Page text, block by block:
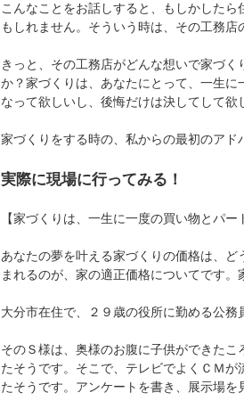
こんなことをお話しすると、もしかした
もしれません。そういう時は、その工務店
きっと、その工務店がどんな想いで家づ
か？家づくりは、あなたにとって、一生
なって欲しいし、後悔だけは決してして欲
家づくりをする時の、私からの最初のアド
実際に現場に行ってみる！
【家づくりは、一生に一度の買い物とパー
あなたの夢を叶える家づくりの価格は、
まれるのが、家の適正価格についてです。
大分市在住で、２９歳の役所に勤める公務
そのＳ様は、奥様のお腹に子供ができた
たそうです。そこで、テレビでよくＣＭ
たそうです。アンケートを書き、展示場を